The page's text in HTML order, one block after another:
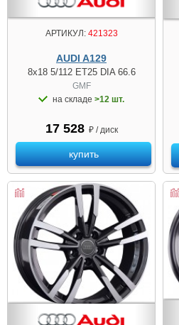
АРТИКУЛ:421323
AUDI A129
8x18 5/112 ET25 DIA 66.6
GMF
на складе >12 шт.
17 528 ₽ / диск
купить